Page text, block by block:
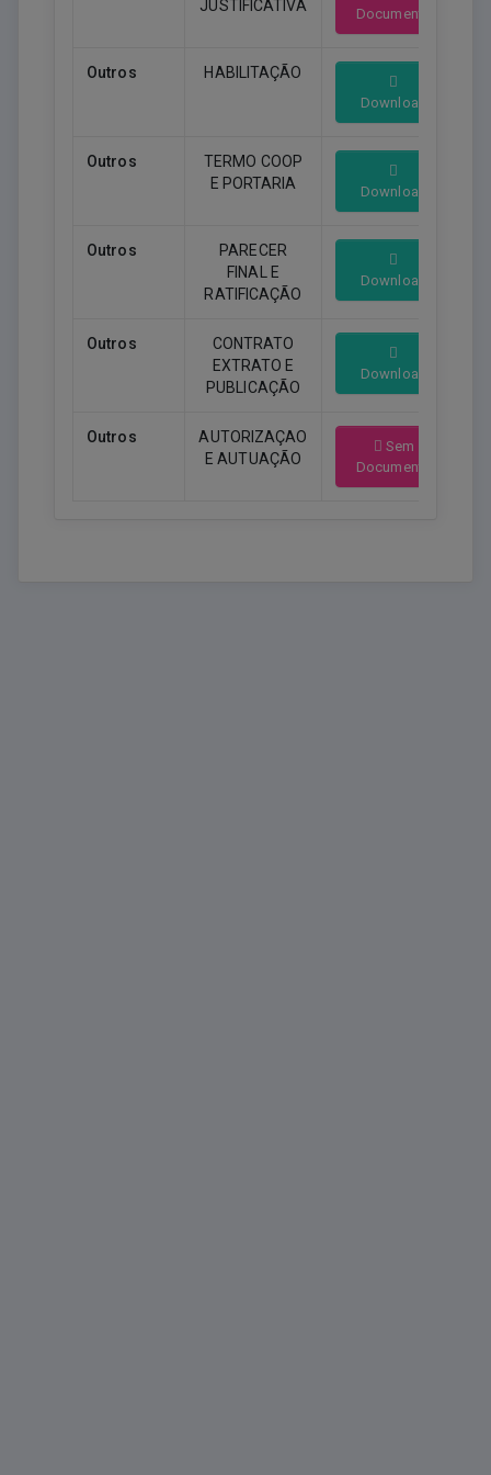
JUSTIFICATIVA
Documento
Outros HABILITAÇÃO
Download
Outros
TERMO COOP
E PORTARIA
Download
Outros
PARECER
FINAL E
RATIFICAÇÃO
Download
Outros
CONTRATO
EXTRATO E
PUBLICAÇÃO
Download
Outros
AUTORIZAÇAO
E AUTUAÇÃO
Sem
Documento